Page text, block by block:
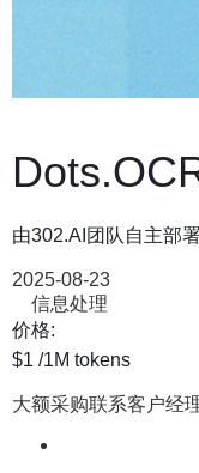
由302.AI团队自主部
2025-08-23
信息处理
价格:
$1 /1M tokens
大额采购联系客户经